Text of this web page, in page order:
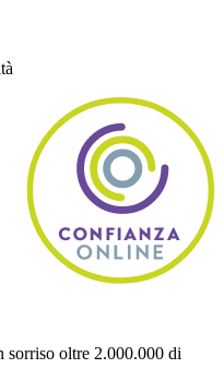
sorriso oltre 2.000.000 di